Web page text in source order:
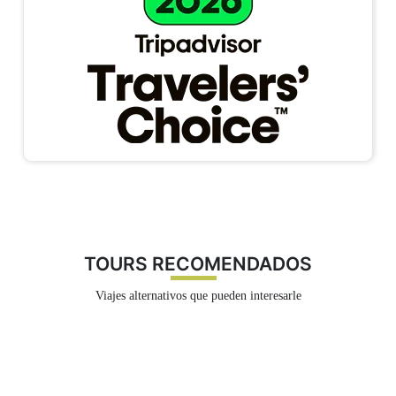
Moray
Estos andenes sirvieron como un laboratorio agrícola
experimental durante el Imperio Inca. Se cree que la
disposición de los andenes y su ubicación estratégica
confirmación de compra a su correo electrónico.
¡Todo listo para su aventura!
TOURS RECOMENDADOS
Viajes alternativos que pueden interesarle